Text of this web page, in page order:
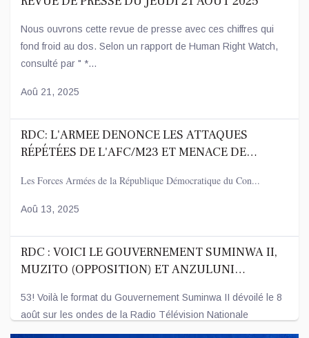
Nous ouvrons cette revue de presse avec ces chiffres qui
fond froid au dos. Selon un rapport de Human Right Watch,
consulté par " *...
Aoû 21, 2025
RDC: L'ARMEE DENONCE LES ATTAQUES
RÉPÉTÉES DE L'AFC/M23 ET MENACE DE
Les Forces Armées de la République Démocratique du Con...
Aoû 13, 2025
RDC : VOICI LE GOUVERNEMENT SUMINWA II,
MUZITO (OPPOSITION) ET ANZULUNI
53! Voilà le format du Gouvernement Suminwa II dévoilé le 8
août sur les ondes de la Radio Télévision Nationale
Congolaise - R...